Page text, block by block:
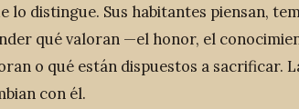
lo distingue. Sus habitantes piensan,
qué valoran —el honor, el
o qué están dispuestos a sacrificar.
con él.